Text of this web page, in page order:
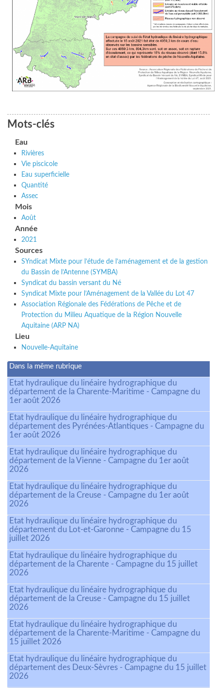
Mots-clés
Eau
Rivières
Vie piscicole
Eau superficielle
Quantité
Assec
Mois
Août
Année
2021
Sources
SYndicat Mixte pour l’étude de l’aménagement et de la gestion
du Bassin de l’Antenne (SYMBA)
Syndicat du bassin versant du Né
Syndicat Mixte pour l’Aménagement de la Vallée du Lot 47
Association Régionale des Fédérations de Pêche et de
Protection du Milieu Aquatique de la Région Nouvelle
Aquitaine (ARP NA)
Lieu
Nouvelle-Aquitaine
Dans la même rubrique
Etat hydraulique du linéaire hydrographique du
département de la Charente-Maritime - Campagne du
1er août 2026
Etat hydraulique du linéaire hydrographique du
département des Pyrénées-Atlantiques - Campagne du
1er août 2026
Etat hydraulique du linéaire hydrographique du
département de la Vienne - Campagne du 1er août
2026
Etat hydraulique du linéaire hydrographique du
département de la Creuse - Campagne du 1er août
2026
Etat hydraulique du linéaire hydrographique du
département du Lot-et-Garonne - Campagne du 15
juillet 2026
Etat hydraulique du linéaire hydrographique du
département de la Charente - Campagne du 15 juillet
2026
Etat hydraulique du linéaire hydrographique du
département de la Creuse - Campagne du 15 juillet
2026
Etat hydraulique du linéaire hydrographique du
département de la Charente-Maritime - Campagne du
15 juillet 2026
Etat hydraulique du linéaire hydrographique du
département des Deux-Sèvres - Campagne du 15 juillet
2026